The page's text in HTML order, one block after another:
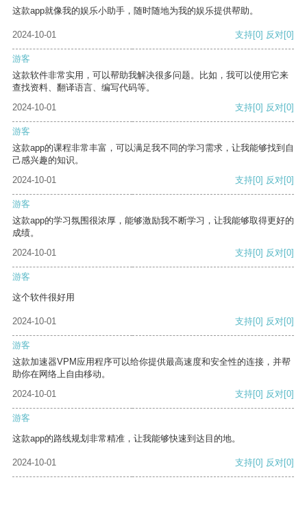
这款app就像我的娱乐小助手，随时随地为我的娱乐提供帮助。
2024-10-01 支持[0] 反对[0]
游客
这款软件非常实用，可以帮助我解决很多问题。比如，我可以使用它来
查找资料、翻译语言、编写代码等。
2024-10-01
支持[0] 反对[0]
游客
这款app的课程非常丰富，可以满足我不同的学习需求，让我能够找到自
己感兴趣的知识。
2024-10-01
支持[0] 反对[0]
游客
这款app的学习氛围很浓厚，能够激励我不断学习，让我能够取得更好的
成绩。
2024-10-01
支持[0] 反对[0]
游客
这个软件很好用
2024-10-01 支持[0] 反对[0]
游客
这款加速器VPM应用程序可以给你提供最高速度和安全性的连接，并帮
助你在网络上自由移动。
2024-10-01
支持[0] 反对[0]
游客
这款app的路线规划非常精准，让我能够快速到达目的地。
2024-10-01 支持[0] 反对[0]